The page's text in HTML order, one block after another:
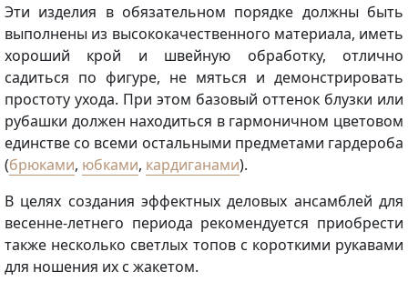
Эти изделия в обязательном порядке должны быть
выполнены из высококачественного материала, иметь
хороший крой и швейную обработку, отлично
садиться по фигуре, не мяться и демонстрировать
простоту ухода. При этом базовый оттенок блузки или
рубашки должен находиться в гармоничном цветовом
единстве со всеми остальными предметами гардероба
(брюками, юбками, кардиганами).
В целях создания эффектных деловых ансамблей для
весенне-летнего периода рекомендуется приобрести
также несколько светлых топов с короткими рукавами
для ношения их с жакетом.